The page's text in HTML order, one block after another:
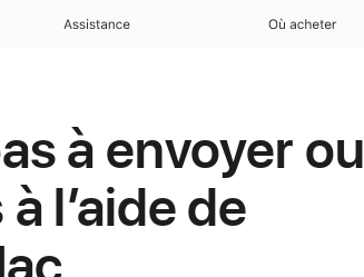
Assistance Où acheter
à envoyer ou
l’aide de